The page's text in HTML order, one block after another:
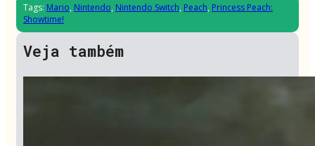
Tags: Mario, Nintendo, Nintendo Switch, Peach, Princess Peach:
Showtime!
Veja também